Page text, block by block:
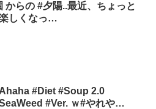
からの #夕陽..最近、ちょっと
しくなっ…
#Diet #Soup 2.0
#Ver. ｗ#やれや…